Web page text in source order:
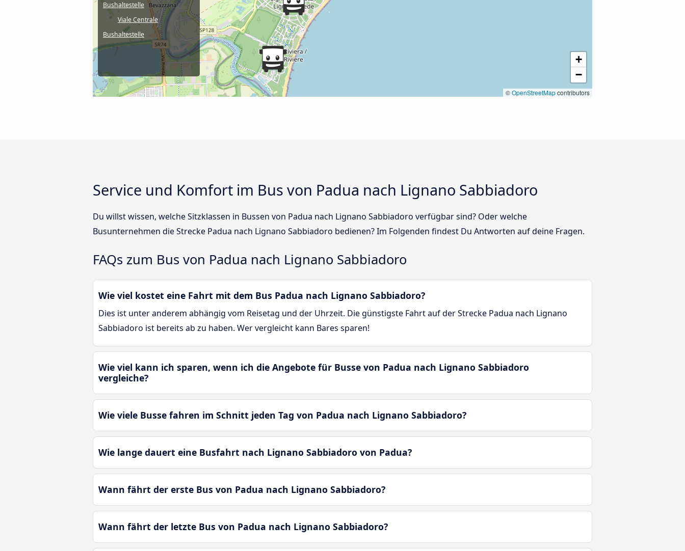
+
−
©OpenStreetMapcontributors
Bushaltestelle
Viale Centrale
Bushaltestelle
Service und Komfort im Bus von Padua nach Lignano Sabbiadoro
Du willst wissen, welche Sitzklassen in Bussen von Padua nach Lignano Sabbiadoro verfügbar sind? Oder welche
Busunternehmen die Strecke Padua nach Lignano Sabbiadoro bedienen? Im Folgenden findest Du Antworten auf deine Fragen.
FAQs zum Bus von Padua nach Lignano Sabbiadoro
Wie viel kostet eine Fahrt mit dem Bus Padua nach Lignano Sabbiadoro?
Dies ist unter anderem abhängig vom Reisetag und der Uhrzeit. Die günstigste Fahrt auf der Strecke Padua nach Lignano
Sabbiadoro ist bereits ab zu haben. Wer vergleicht kann Bares sparen!
Wie viel kann ich sparen, wenn ich die Angebote für Busse von Padua nach Lignano Sabbiadoro
vergleiche?
Wie viele Busse fahren im Schnitt jeden Tag von Padua nach Lignano Sabbiadoro?
Wie lange dauert eine Busfahrt nach Lignano Sabbiadoro von Padua?
Wann fährt der erste Bus von Padua nach Lignano Sabbiadoro?
Wann fährt der letzte Bus von Padua nach Lignano Sabbiadoro?